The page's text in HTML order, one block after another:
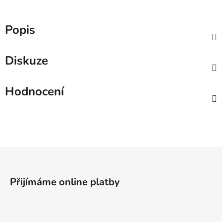
Popis
Diskuze
Hodnocení
Přijímáme online platby